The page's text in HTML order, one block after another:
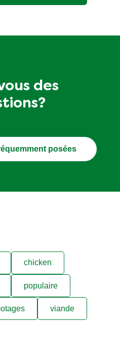
des
posées
chicken
populaire
viande